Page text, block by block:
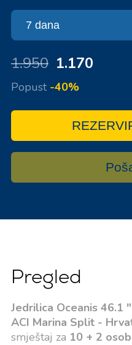
1.950 1.170
Popust -40%
Pregled
Jedrilica Oceanis 46.1
ACI Marina Split -
smještaj za 10 + 2